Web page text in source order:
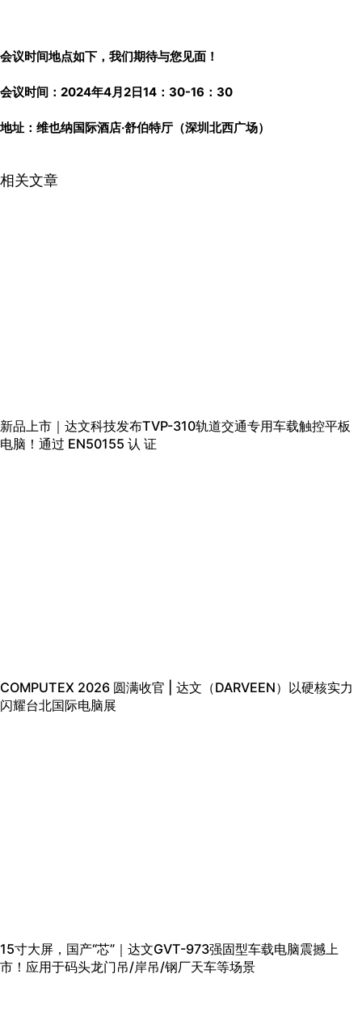
会议时间地点如下，我们期待与您见面！
会议时间：2024年4月2日14：30-16：30
地址：维也纳国际酒店·舒伯特厅（深圳北西广场）
相关文章
新品上市｜达文科技发布TVP-310轨道交通专用车载触控平板
电脑！通过 EN50155 认 证
COMPUTEX 2026 圆满收官 | 达文（DARVEEN）以硬核实力
闪耀台北国际电脑展
15寸大屏，国产“芯”｜达文GVT-973强固型车载电脑震撼上
市！应用于码头龙门吊/岸吊/钢厂天车等场景